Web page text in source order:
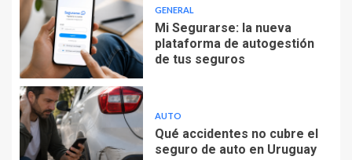
GENERAL
Mi Segurarse: la nueva
plataforma de autogestión
de tus seguros
AUTO
Qué accidentes no cubre el
seguro de auto en Uruguay